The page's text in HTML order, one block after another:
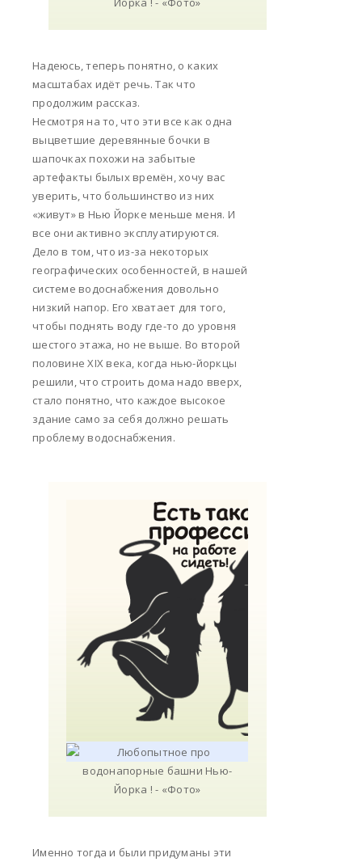
Надеюсь, теперь понятно, о каких
масштабах идёт речь. Так что
продолжим рассказ.
Несмотря на то, что эти все как одна
выцветшие деревянные бочки в
шапочках похожи на забытые
артефакты былых времён, хочу вас
уверить, что большинство из них
«живут» в Нью Йорке меньше меня. И
все они активно эксплуатируются.
Дело в том, что из-за некоторых
географических особенностей, в нашей
системе водоснабжения довольно
низкий напор. Его хватает для того,
чтобы поднять воду где-то до уровня
шестого этажа, но не выше. Во второй
половине XIX века, когда нью-йоркцы
решили, что строить дома надо вверх,
стало понятно, что каждое высокое
здание само за себя должно решать
проблему водоснабжения.
Именно тогда и были придуманы эти